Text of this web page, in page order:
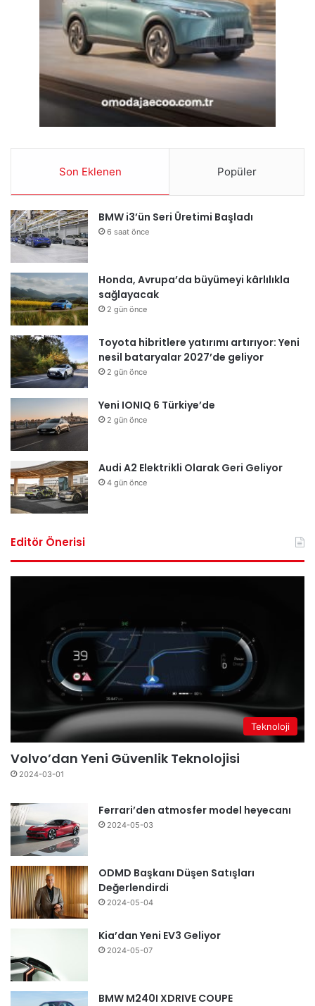
Son Eklenen Popüler
BMW i3’ün Seri Üretimi Başladı
6 saat önce
Honda, Avrupa’da büyümeyi kârlılıkla
sağlayacak
2 gün önce
Toyota hibritlere yatırımı artırıyor: Yeni
nesil bataryalar 2027’de geliyor
2 gün önce
Yeni IONIQ 6 Türkiye’de
2 gün önce
Audi A2 Elektrikli Olarak Geri Geliyor
4 gün önce
Editör Önerisi
Teknoloji
Volvo’dan Yeni Güvenlik Teknolojisi
2024-03-01
Ferrari’den atmosfer model heyecanı
2024-05-03
ODMD Başkanı Düşen Satışları
Değerlendirdi
2024-05-04
Kia’dan Yeni EV3 Geliyor
2024-05-07
BMW M240I XDRIVE COUPE